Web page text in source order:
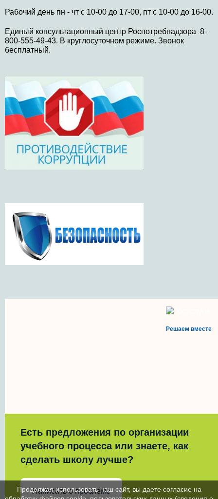
Рабочий день пн - чт с 10-00 до 17-00, пт с 10-00 до 16-00.
Единый консультационный центр Роспотребнадзора 8-
800-555-49-43. В круглосуточном режиме. Звонок
бесплатный.
Решаем вместе
Есть предложения по организации
учебного процесса или знаете, как
сделать школу лучше?
Написать о проблеме
Продолжая использовать наш сайт, вы даете согласие на